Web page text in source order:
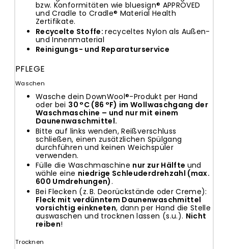
bzw. Konformitäten wie bluesign® APPROVED
und Cradle to Cradle® Material Health
Zertifikate.
Recycelte Stoffe:recyceltes Nylon als Außen-
und Innenmaterial
Reinigungs- und Reparaturservice
PFLEGE
Waschen
Wasche dein DownWool®-Produkt per Hand
oder bei 30 °C (86 °F) im Wollwaschgang der
Waschmaschine – und nur mit einem
Daunenwaschmittel.
Bitte auf links wenden, Reißverschluss
schließen, einen zusätzlichen Spülgang
durchführen und keinen Weichspüler
verwenden.
Fülle die Waschmaschine nur zur Hälfte und
wähle eine niedrige Schleuderdrehzahl (max.
600 Umdrehungen).
Bei Flecken (z. B. Deorückstände oder Creme):
Fleck mit verdünntem Daunenwaschmittel
vorsichtig einkneten, dann per Hand die Stelle
auswaschen und trocknen lassen (s.u.). Nicht
reiben!
Trocknen